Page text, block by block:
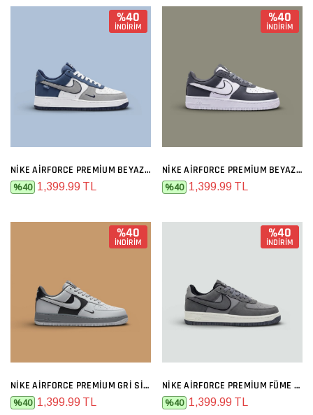
%40
İNDİRİM
NIKE AIRFORCE PREMIUM BEYAZ GRI MAVI
%40 1,399.99 TL
%40
İNDİRİM
NIKE AIRFORCE PREMIUM BEYAZ GRI
%40 1,399.99 TL
%40
İNDİRİM
NIKE AIRFORCE PREMIUM GRI SIYAH
%40 1,399.99 TL
%40
İNDİRİM
NIKE AIRFORCE PREMIUM FÜME GRI
%40 1,399.99 TL